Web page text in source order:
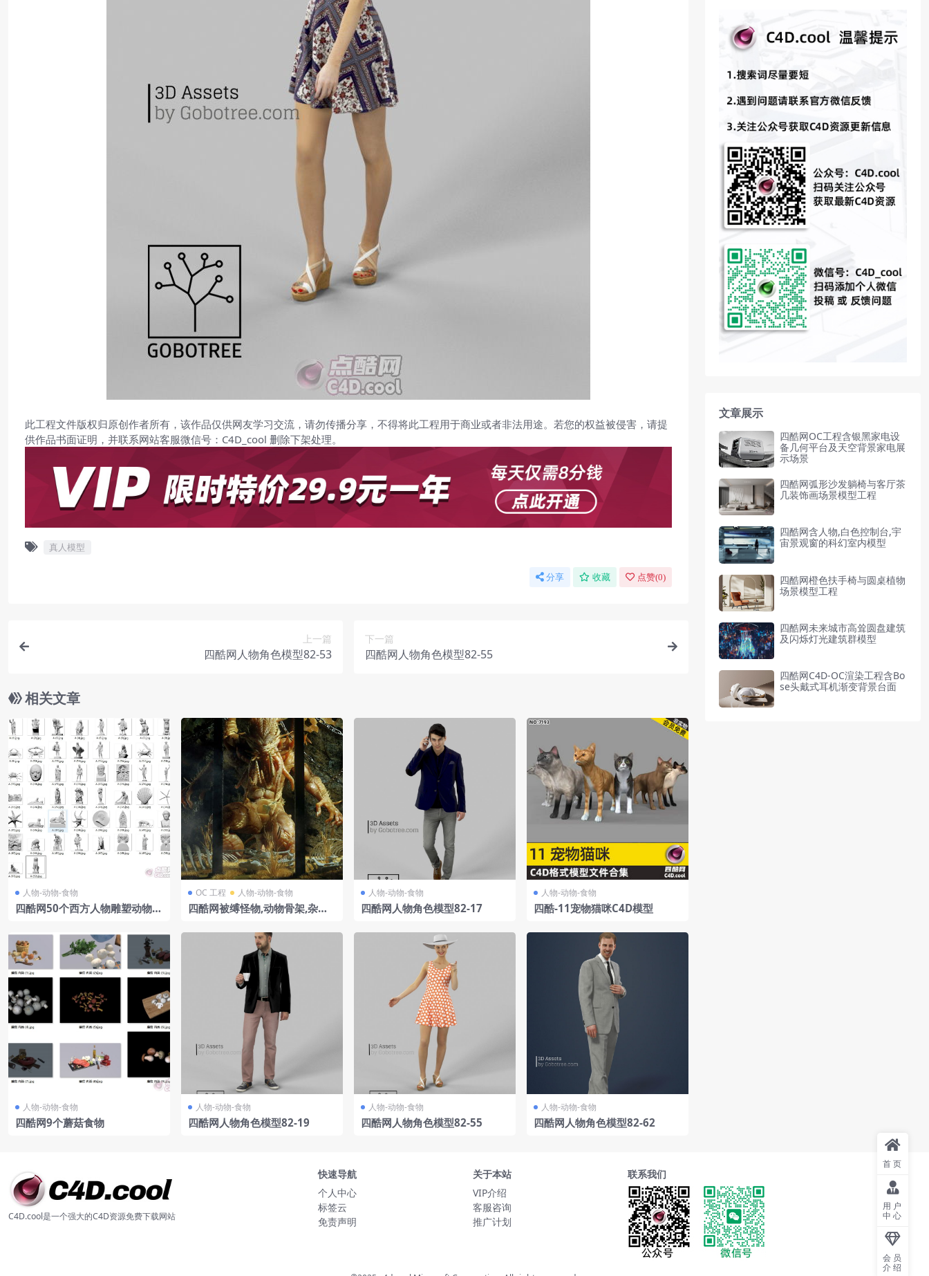
此工程文件版权归原创作者所有，该作品仅供网友学习交流，请勿传播分享，不得将此工程用于商业或者非法用途。若您的权益被侵害，请提
供作品书面证明，并联系网站客服微信号：C4D_cool 删除下架处理。
真人模型
分享 收藏 点赞(0)
上一篇
四酷网人物角色模型82-53
下一篇
四酷网人物角色模型82-55
相关文章
人物-动物-食物
四酷网50个西方人物雕塑动物石
OC 工程 人物-动物-食物
四酷网被缚怪物,动物骨架,杂草
人物-动物-食物
四酷网人物角色模型82-17
人物-动物-食物
四酷-11宠物猫咪C4D模型
人物-动物-食物
四酷网9个蘑菇食物
人物-动物-食物
四酷网人物角色模型82-19
人物-动物-食物
四酷网人物角色模型82-55
人物-动物-食物
四酷网人物角色模型82-62
文章展示
四酷网OC工程含银黑家电设
备几何平台及天空背景家电展
示场景
四酷网弧形沙发躺椅与客厅茶
几装饰画场景模型工程
四酷网含人物,白色控制台,宇
宙景观窗的科幻室内模型
四酷网橙色扶手椅与圆桌植物
场景模型工程
四酷网未来城市高耸圆盘建筑
及闪烁灯光建筑群模型
四酷网C4D-OC渲染工程含Bo
se头戴式耳机渐变背景台面
C4D.cool是一个强大的C4D资源免费下载网站
快速导航
个人中心
标签云
免责声明
关于本站
VIP介绍
客服咨询
推广计划
联系我们
首页
用户
中心
会员
介绍